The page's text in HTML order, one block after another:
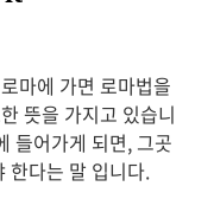
마에 가면 로마법을
뜻을 가지고 있습니
들어가게 되면, 그곳
한다는 말 입니다.